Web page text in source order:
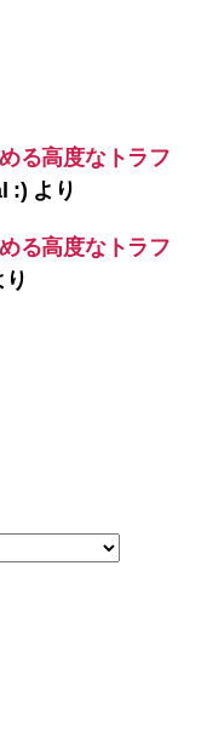
る高度なトラフ
:) より
る高度なトラフ